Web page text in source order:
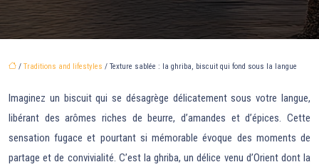
/ Traditions and lifestyles / Texture sablée : la ghriba, biscuit qui fond sous la langue
Imaginez un biscuit qui se désagrège délicatement sous votre langue,
libérant des arômes riches de beurre, d’amandes et d’épices. Cette
sensation fugace et pourtant si mémorable évoque des moments de
partage et de convivialité. C’est la ghriba, un délice venu d’Orient dont la